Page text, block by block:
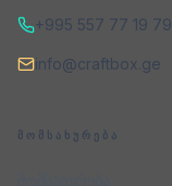
+995 557 77 19 79
info@craftbox.ge
ᲛᲝᲛᲡᲐᲮᲣᲠᲔᲑᲐ